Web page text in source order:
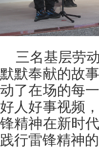
三名基层劳
默默奉献的故
动了在场的每一
好人好事视频
锋精神在新时
践行雷锋精神的